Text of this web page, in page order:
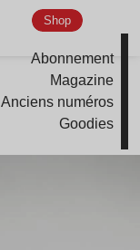
Shop
Abonnement
Magazine
Anciens numéros
Goodies